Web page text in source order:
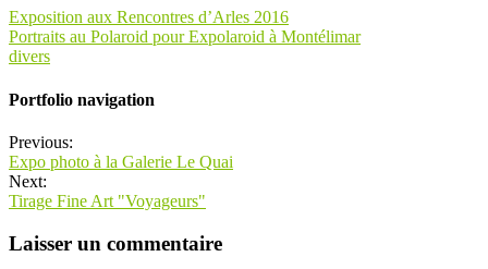
Exposition aux Rencontres d’Arles 2016
Portraits au Polaroid pour Expolaroid à Montélimar
divers
Portfolio navigation
Previous:
Expo photo à la Galerie Le Quai
Next:
Tirage Fine Art "Voyageurs"
Laisser un commentaire